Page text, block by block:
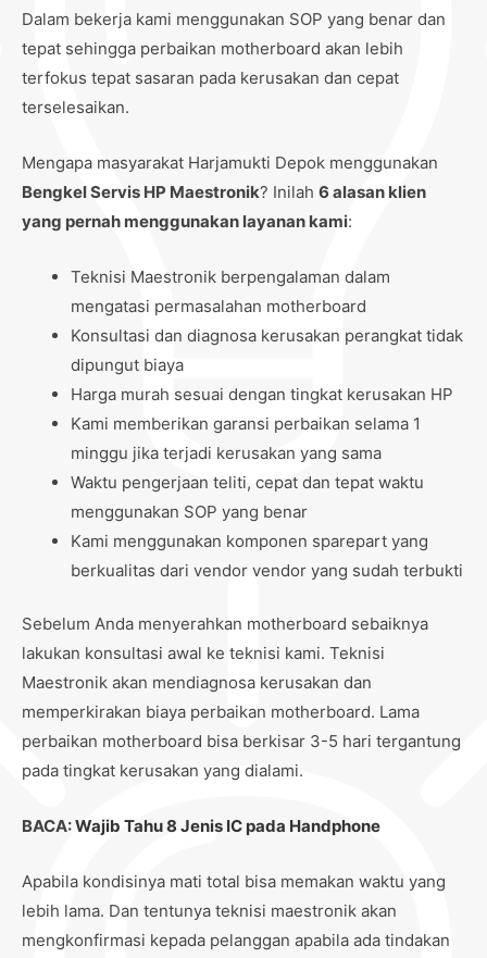
Dalam bekerja kami menggunakan SOP yang benar dan
tepat sehingga perbaikan motherboard akan lebih
terfokus tepat sasaran pada kerusakan dan cepat
terselesaikan.
Mengapa masyarakat Harjamukti Depok menggunakan
Bengkel Servis HP Maestronik? Inilah 6 alasan klien
yang pernah menggunakan layanan kami:
Teknisi Maestronik berpengalaman dalam
mengatasi permasalahan motherboard
Konsultasi dan diagnosa kerusakan perangkat tidak
dipungut biaya
Harga murah sesuai dengan tingkat kerusakan HP
Kami memberikan garansi perbaikan selama 1
minggu jika terjadi kerusakan yang sama
Waktu pengerjaan teliti, cepat dan tepat waktu
menggunakan SOP yang benar
Kami menggunakan komponen sparepart yang
berkualitas dari vendor vendor yang sudah terbukti
Sebelum Anda menyerahkan motherboard sebaiknya
lakukan konsultasi awal ke teknisi kami. Teknisi
Maestronik akan mendiagnosa kerusakan dan
memperkirakan biaya perbaikan motherboard. Lama
perbaikan motherboard bisa berkisar 3-5 hari tergantung
pada tingkat kerusakan yang dialami.
BACA:Wajib Tahu 8 Jenis IC pada Handphone
Apabila kondisinya mati total bisa memakan waktu yang
lebih lama. Dan tentunya teknisi maestronik akan
mengkonfirmasi kepada pelanggan apabila ada tindakan